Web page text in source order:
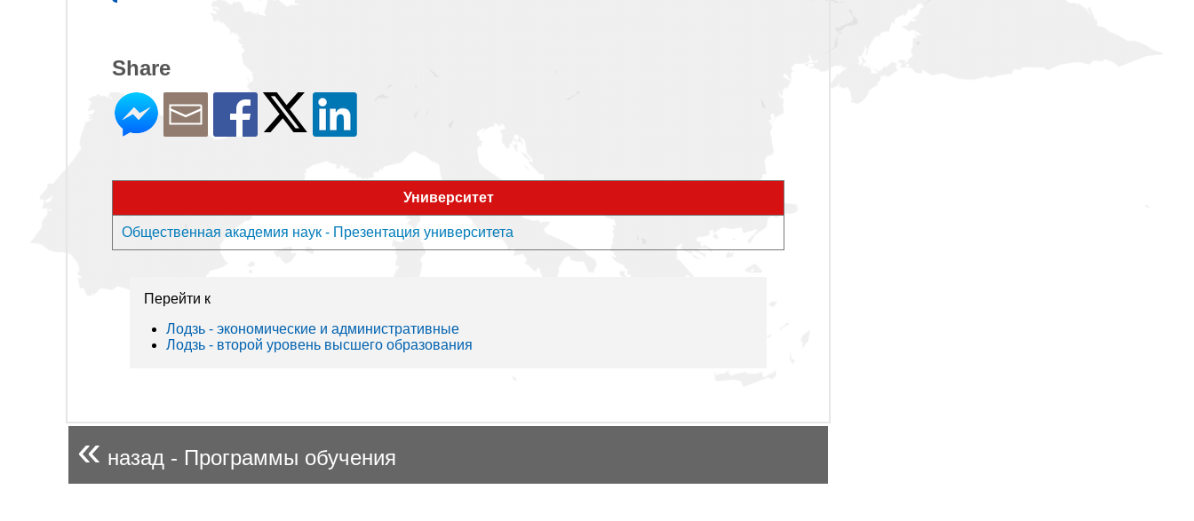
Share
Университет
Общественная академия наук - Презентация университета
Перейти к
Лодзь - экономические и административные
Лодзь - второй уровень высшего образования
« назад - Программы обучения